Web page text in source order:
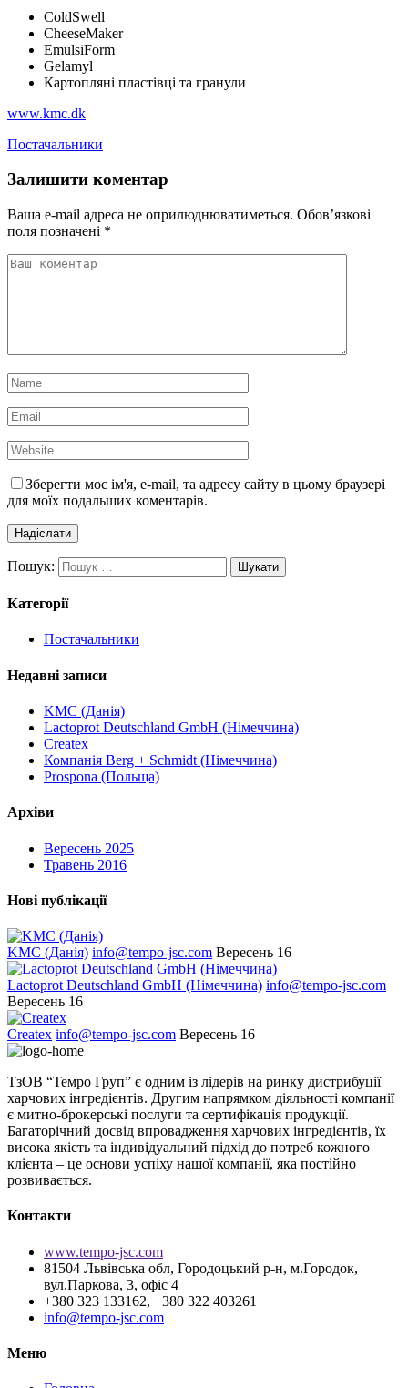
ColdSwell
CheeseMaker
EmulsiForm
Gelamyl
Картопляні пластівці та гранули
www.kmc.dk
Постачальники
Залишити коментар
Ваша e-mail адреса не оприлюднюватиметься. Обов’язкові
поля позначені *
Зберегти моє ім'я, e-mail, та адресу сайту в цьому браузері
для моїх подальших коментарів.
Пошук:
Категорії
Постачальники
Недавні записи
KMC (Данія)
Lactoprot Deutschland GmbH (Німеччина)
Createx
Компанія Berg + Schmidt (Німеччина)
Prospona (Польща)
Архіви
Вересень 2025
Травень 2016
Нові публікації
KMC (Данія) info@tempo-jsc.com Вересень 16
Lactoprot Deutschland GmbH (Німеччина) info@tempo-jsc.com
Вересень 16
Createx info@tempo-jsc.com Вересень 16
ТзОВ “Темро Груп” є одним із лідерів на ринку дистрибуції
харчових інгредієнтів. Другим напрямком діяльності компанії
є митно-брокерські послуги та сертифікація продукції.
Багаторічний досвід впровадження харчових інгредієнтів, їх
висока якість та індивідуальний підхід до потреб кожного
клієнта – це основи успіху нашої компанії, яка постійно
розвивається.
Контакти
www.tempo-jsc.com
81504 Львівська обл, Городоцький р-н, м.Городок,
вул.Паркова, 3, офіс 4
+380 323 133162, +380 322 403261
info@tempo-jsc.com
Меню